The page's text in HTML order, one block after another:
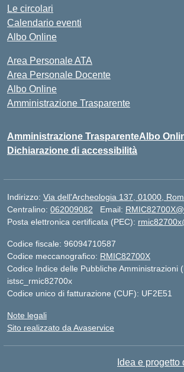
Le circolari
Calendario eventi
Albo Online
Area Personale ATA
Area Personale Docente
Albo Online
Amministrazione Trasparente
Amministrazione TrasparenteAlbo
Dichiarazione di accessibilità
Indirizzo: Via dell'Archeologia 137, 01000,
Centralino: 062009082 Email:
Posta elettronica certificata (PEC):
Codice fiscale: 96094710587
Codice meccanografico: RMIC82700X
Codice Indice delle Pubbliche Amministrazioni
istsc_rmic82700x
Codice unico di fatturazione (CUF): UF2E51
Note legali
Sito realizzato da Avaservice
Idea e